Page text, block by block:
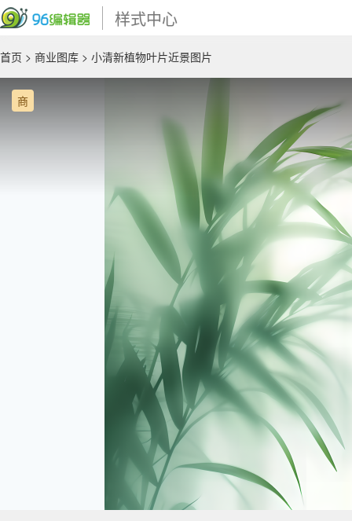
样式中心
首页 > 商业图库 > 小清新植物叶片近景图片
商